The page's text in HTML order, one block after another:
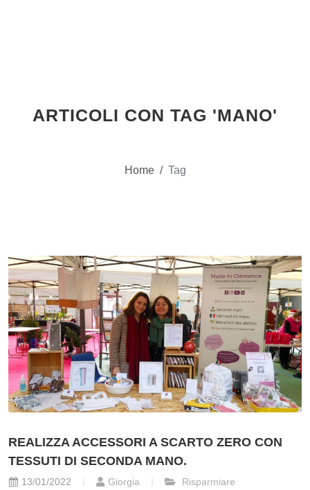
ARTICOLI CON TAG 'MANO'
Home / Tag
REALIZZA ACCESSORI A SCARTO ZERO CON
TESSUTI DI SECONDA MANO.
13/01/2022 Giorgia Risparmiare